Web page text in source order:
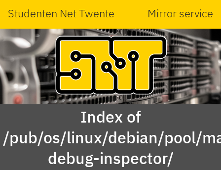
Studenten Net Twente Mirror service
Index of
/pub/os/linux/debian/pool/
debug-inspector/